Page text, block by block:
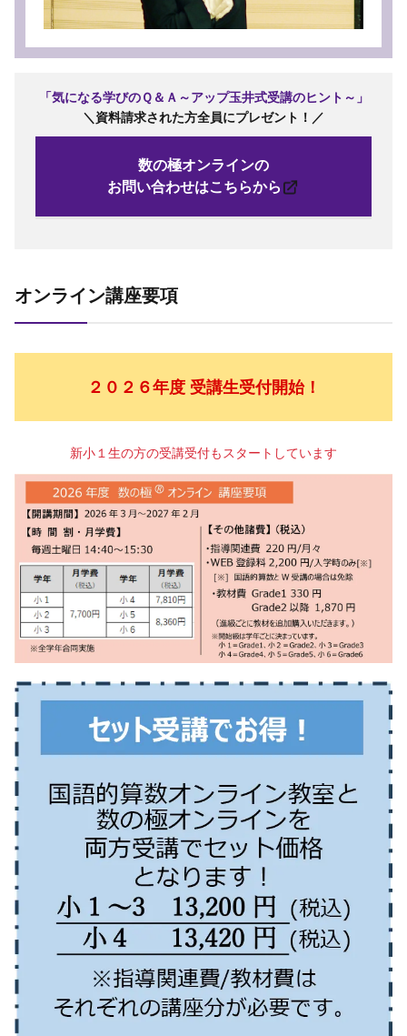
「気になる学びのＱ＆Ａ～アップ玉井式受講のヒント～」
＼資料請求された方全員にプレゼント ！ ／
数の極オンラインの
お問い合わせはこちらから
オンライン講座要項
２０２６年度 受講生受付開始！
新小１生の方の受講受付もスタートしています